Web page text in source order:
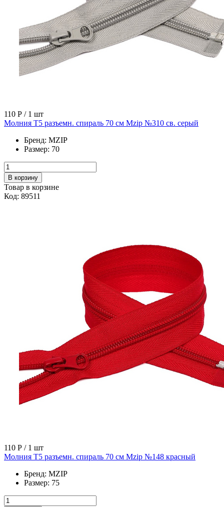
110 Р / 1 шт
Молния Т5 разъемн. спираль 70 см Mzip №310 св. серый
Бренд: MZIP
Размер: 70
В корзину
Товар в корзине
Код: 89511
110 Р / 1 шт
Молния Т5 разъемн. спираль 70 см Mzip №148 красный
Бренд: MZIP
Размер: 75